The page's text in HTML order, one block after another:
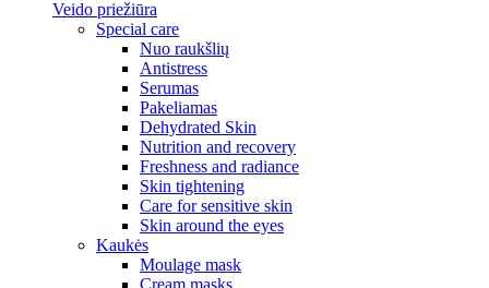
Veido priežiūra
Special care
Nuo raukšlių
Antistress
Serumas
Pakeliamas
Dehydrated Skin
Nutrition and recovery
Freshness and radiance
Skin tightening
Care for sensitive skin
Skin around the eyes
Kaukės
Moulage mask
Cream masks